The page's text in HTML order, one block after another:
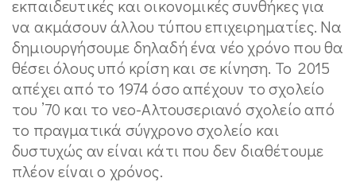
εκπαιδευτικές και οικονομικές συνθήκες για
να ακμάσουν άλλου τύπου επιχειρηματίες. Να
δημιουργήσουμε δηλαδή ένα νέο χρόνο που θα
θέσει όλους υπό κρίση και σε κίνηση. Το 2015
απέχει από το 1974 όσο απέχουν το σχολείο
του ’70 και το νεο-Αλτουσεριανό σχολείο από
το πραγματικά σύγχρονο σχολείο και
δυστυχώς αν είναι κάτι που δεν διαθέτουμε
πλέον είναι ο χρόνος.